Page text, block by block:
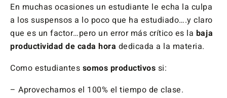
En muchas ocasiones un estudiante le echa la culpa
a los suspensos a lo poco que ha estudiado….y claro
que es un factor…pero un error más crítico es la baja
productividad de cada hora dedicada a la materia.
Como estudiantes somos productivos si:
– Aprovechamos el 100% el tiempo de clase.